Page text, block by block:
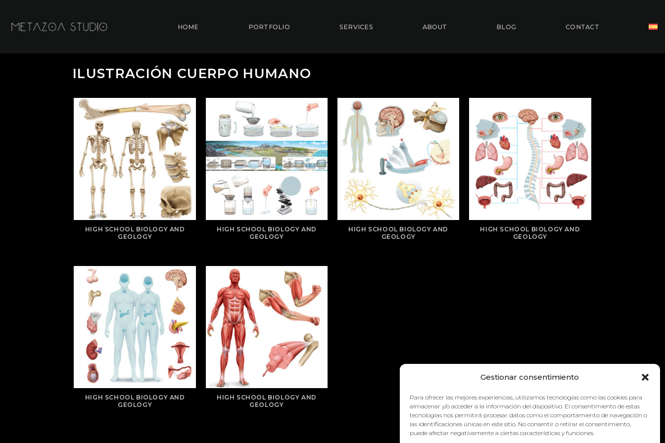
Gestionar consentimiento
Para ofrecer las mejores experiencias, utilizamos tecnologías como las cookies para
almacenar y/o acceder a la información del dispositivo. El consentimiento de estas
tecnologías nos permitirá procesar datos como el comportamiento de navegación o
las identificaciones únicas en este sitio. No consentir o retirar el consentimiento,
puede afectar negativamente a ciertas características y funciones.
content
HOME PORTFOLIO SERVICES ABOUT BLOG CONTACT
ILUSTRACIÓN CUERPO HUMANO
HIGH SCHOOL BIOLOGY AND
GEOLOGY
HIGH SCHOOL BIOLOGY AND
GEOLOGY
HIGH SCHOOL BIOLOGY AND
GEOLOGY
HIGH SCHOOL BIOLOGY AND
GEOLOGY
HIGH SCHOOL BIOLOGY AND
GEOLOGY
HIGH SCHOOL BIOLOGY AND
GEOLOGY